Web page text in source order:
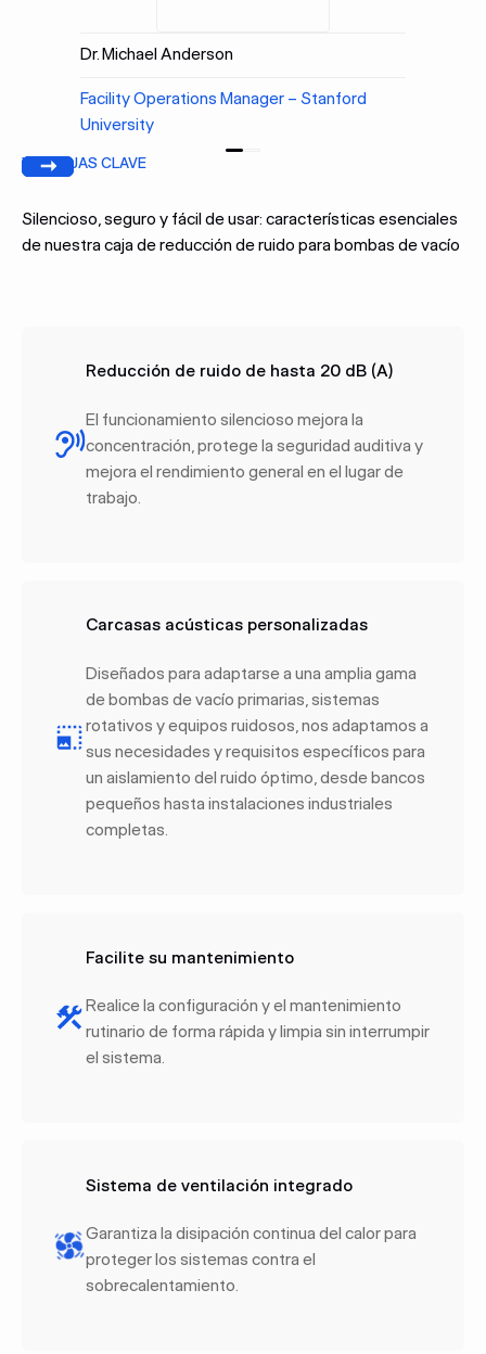
Dr. Michael Anderson
Facility Operations Manager – Stanford
University
Anterior
Próxima
VENTAJAS CLAVE
Silencioso, seguro y fácil de usar: características esenciales
de nuestra caja de reducción de ruido para bombas de vacío
Reducción de ruido de hasta 20 dB (A)
El funcionamiento silencioso mejora la
concentración, protege la seguridad auditiva y
mejora el rendimiento general en el lugar de
trabajo.
Carcasas acústicas personalizadas
Diseñados para adaptarse a una amplia gama
de bombas de vacío primarias, sistemas
rotativos y equipos ruidosos, nos adaptamos a
sus necesidades y requisitos específicos para
un aislamiento del ruido óptimo, desde bancos
pequeños hasta instalaciones industriales
completas.
Facilite su mantenimiento
Realice la configuración y el mantenimiento
rutinario de forma rápida y limpia sin interrumpir
el sistema.
Sistema de ventilación integrado
Garantiza la disipación continua del calor para
proteger los sistemas contra el
sobrecalentamiento.